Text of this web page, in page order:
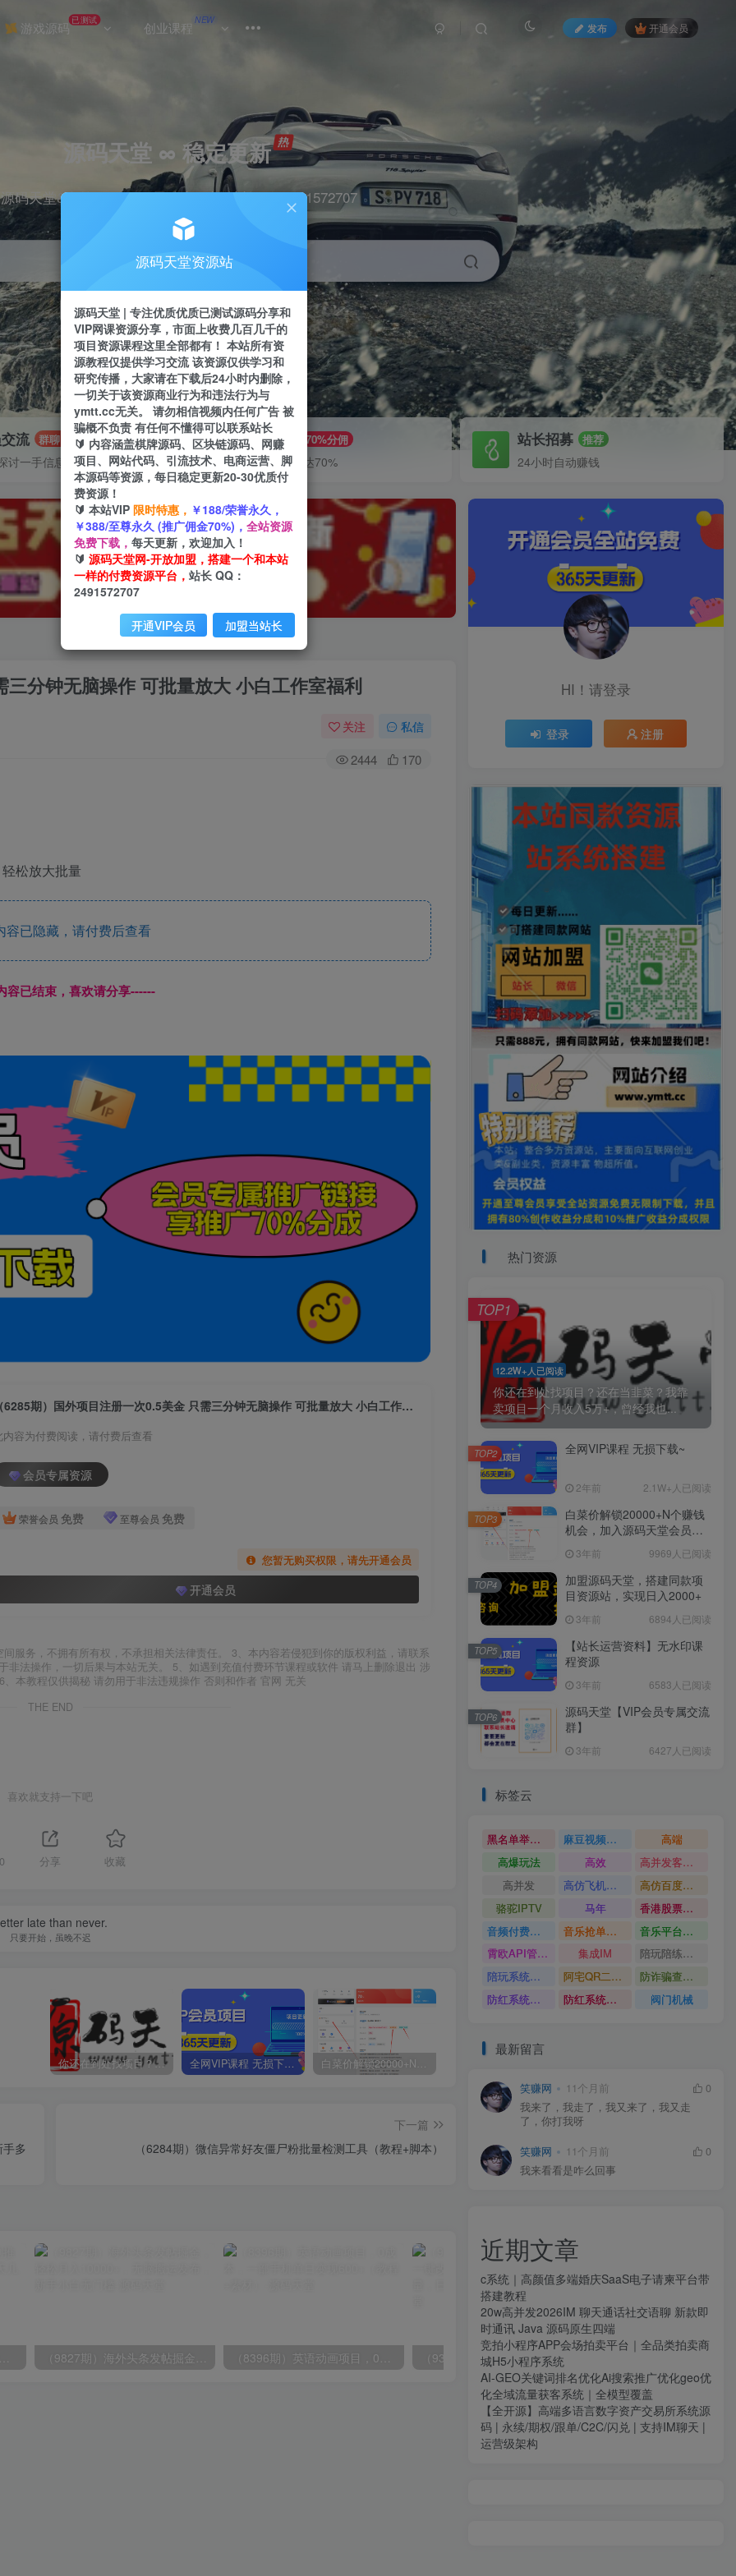
游戏源码 已测试 创业课程 NEW
发布 开通会员
源码天堂 ∞ 稳定更新
源码天堂&实战项目&365天稳定更新 站长qq：2491572707
引流 抖音 挂机 直播 快手 小红书
流 群聊
讨一手信息差
推广赚钱 70%分佣
推广返佣高达70%
站长招募 推荐
24小时自动赚钱
分钟无脑操作 可批量放大 小白工作室福利
关注 私信
2444 170
松放大批量
已隐藏，请付费后查看
容已结束，喜欢请分享------
（6285期）国外项目注册一次0.5美金 只需三分钟无脑操作 可批量放大 小白工作室福利
内容为付费阅读，请付费后查看
会员专属资源
荣誉会员 免费 至尊会员 免费
您暂无购买权限，请先开通会员
开通会员
服务，不拥有所有权，不承担相关法律责任。 3、本内容若侵犯到你的版权利益，请联系
法操作，一切后果与本站无关。 5、如遇到充值付费环节课程或软件 请马上删除退出 涉
本教程仅供揭秘 请勿用于非法违规操作 否则和作者 官网 无关
THE END
喜欢就支持一下吧
分享 收藏
late than never.
只要开始，虽晚不迟
你还在到处找项目？还在当韭菜？我靠卖项目一个月收入5万+，曾经我也是个失败者。 全网VIP课程 无损下载~ 白菜价解锁20000+N个赚钱机会，加入源码天堂会员，全站资源免费学习。
多
下一篇
（6284期）微信异常好友僵尸粉批量检测工具（教程+脚本）
肉眼可见的收益增长，每天几分钟收益2000+ （9827期）海外头条发帖掘金，轻松月入10000+，无脑搬运发布，新手小白无门槛 （8396期）英语动画项目，0成本，一部手机单日变现600+（教程+素材）
HI！请登录
登录 注册
热门资源
12.2W+人已阅读
你还在到处找项目？还在当韭菜？我靠
卖项目一个月收入5万+，曾经我也...
TOP1
全网VIP课程 无损下载~
2年前 2.1W+人已阅读
TOP2
白菜价解锁20000+N个赚钱
机会，加入源码天堂会员，
3年前 9969人已阅读
TOP3
加盟源码天堂，搭建同款项
目资源站，实现日入2000+
3年前 6894人已阅读
TOP4
【站长运营资料】无水印课
程资源
3年前 6583人已阅读
TOP5
源码天堂【VIP会员专属交流
群】
3年前 6427人已阅读
TOP6
标签云
黑名单举报系统源码 麻豆视频源码
高端
高爆玩法
高效
高并发客服系统
高并发
高仿飞机源码
高仿百度网盘UI
骆驼IPTV
马年
香港股票系统源码
音频付费订阅系统
音乐抢单系统
音乐平台源码
霄欧API管理系统
集成IM
陪玩陪练平台
陪玩系统源码
阿宅QR二维码生成
防诈骗查询系统
防红系统源码
防红系统最新版 阀门机械
最新留言
笑赚网 11个月前
0
我来了，我走了，我又来了，我又走
了，你打我呀
笑赚网 11个月前
0
我来看看是咋么回事
近期文章
c系统｜高颜值多端婚庆SaaS电子请柬平台带
搭建教程
20w高并发2026IM 聊天通话社交语聊 新款即
时通讯 Java 源码原生四端
竞拍小程序APP会场拍卖平台｜全品类拍卖商
城H5小程序系统
AI-GEO关键词排名优化Ai搜索推广优化geo优
化全域流量获客系统｜全模型覆盖
【全开源】高端多语言数字资产交易所系统源
码 | 永续/期权/跟单/C2C/闪兑 | 支持IM聊天 |
运营级架构
源码天堂资源站
源码天堂 | 专注优质优质已测试源码分享和
VIP网课资源分享，市面上收费几百几千的
项目资源课程这里全部都有！ 本站所有资
源教程仅提供学习交流 该资源仅供学习和
研究传播，大家请在下载后24小时内删除，
一切关于该资源商业行为和违法行为与
ymtt.cc无关。 请勿相信视频内任何广告 被
骗概不负责 有任何不懂得可以联系站长
🔰 内容涵盖棋牌源码、区块链源码、网赚
项目、网站代码、引流技术、电商运营、脚
本源码等资源，每日稳定更新20-30优质付
费资源！
🔰 本站VIP 限时特惠， ￥188/荣誉永久，
￥388/至尊永久 (推广佣金70%)， 全站资源
免费下载， 每天更新，欢迎加入！
🔰 源码天堂网-开放加盟，搭建一个和本站
一样的付费资源平台， 站长 QQ：
2491572707
开通VIP会员 加盟当站长